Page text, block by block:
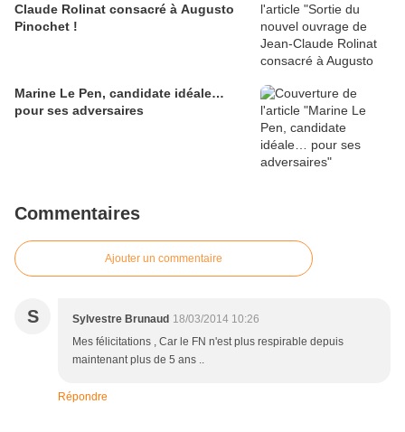
Claude Rolinat consacré à Augusto
Pinochet !
Marine Le Pen, candidate idéale…
pour ses adversaires
Commentaires
Ajouter un commentaire
S Sylvestre Brunaud 18/03/2014 10:26
Mes félicitations , Car le FN n'est plus respirable depuis
maintenant plus de 5 ans ..
Répondre